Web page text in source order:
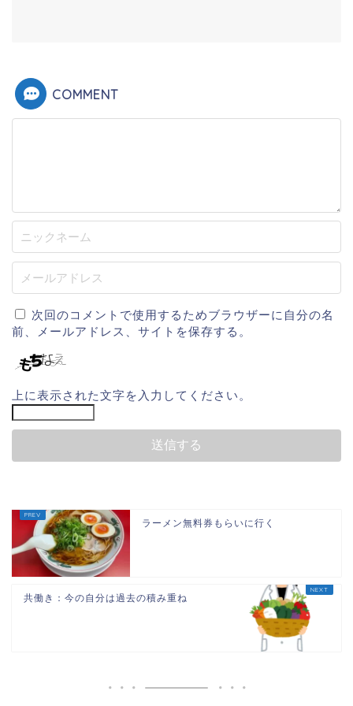
COMMENT
次回のコメントで使用するためブラウザーに自分の名
前、メールアドレス、サイトを保存する。
上に表示された文字を入力してください。
ラーメン無料券もらいに行く
共働き：今の自分は過去の積み重ね
ホーム